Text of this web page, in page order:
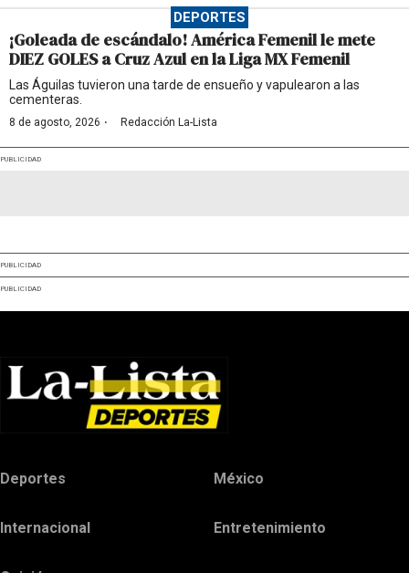
DEPORTES
¡Goleada de escándalo! América Femenil le mete
DIEZ GOLES a Cruz Azul en la Liga MX Femenil
Las Águilas tuvieron una tarde de ensueño y vapulearon a las
cementeras.
8 de agosto, 2026 · Redacción La-Lista
PUBLICIDAD
PUBLICIDAD
PUBLICIDAD
Deportes México
Internacional Entretenimiento